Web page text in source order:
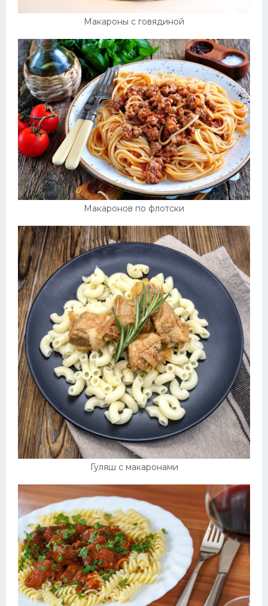
Макароны с говядиной
Макаронов по флотски
Гуляш с макаронами